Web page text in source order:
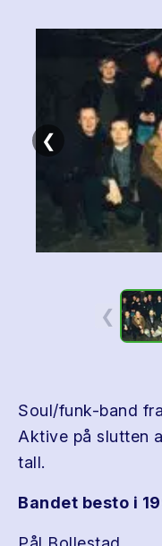
❮
❮
Soul/funk-band
Aktive på slutten
tall.
Bandet besto i